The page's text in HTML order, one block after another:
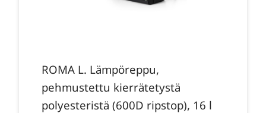
ROMA L. Lämpöreppu,
pehmustettu kierrätetystä
polyesteristä (600D ripstop), 16 l